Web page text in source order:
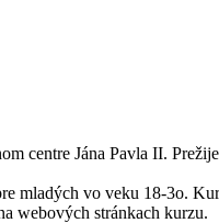
centre Jána Pavla II.
mladých vo veku 18-3o.
webových stránkach kurzu.